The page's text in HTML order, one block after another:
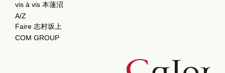
vis à vis 本蓮沼
A/Z
Faire 志村坂上
COM GROUP